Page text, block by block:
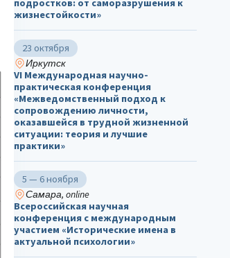
подростков: от саморазрушения к
жизнестойкости»
23 октября
Иркутск
VI Международная научно-
практическая конференция
«Межведомственный подход к
сопровождению личности,
оказавшейся в трудной жизненной
ситуации: теория и лучшие
практики»
5 — 6 ноября
Самара, online
Всероссийская научная
конференция с международным
участием «Исторические имена в
актуальной психологии»